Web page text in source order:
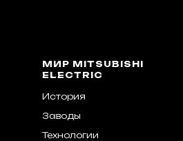
МИР MITSUBISHI
ELECTRIC
История
Заводы
Технологии